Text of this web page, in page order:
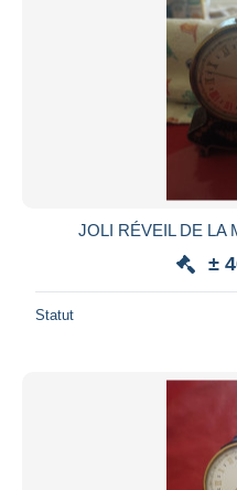
JOLI RÉVEIL DE LA
±
Statut